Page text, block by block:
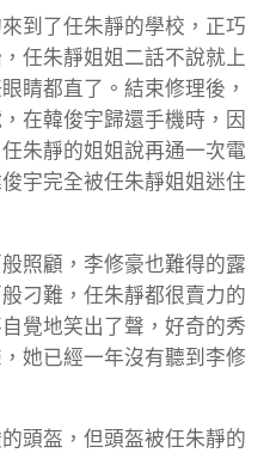
到了任朱靜的學校，正巧
任朱靜姐姐二話不說就上
睛都直了。結束修理後，
在韓俊宇歸還手機時，因
朱靜的姐姐說再通一次電
宇完全被任朱靜姐姐迷住
照顧，李修豪也難得的露
刁難，任朱靜都很賣力的
覺地笑出了聲，好奇的秀
她已經一年沒有聽到李修
頭盔，但頭盔被任朱靜的